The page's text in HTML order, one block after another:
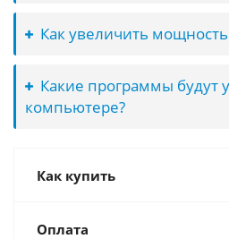
Как увеличить
Какие программы будут
компьютере?
Как купить
Оплата